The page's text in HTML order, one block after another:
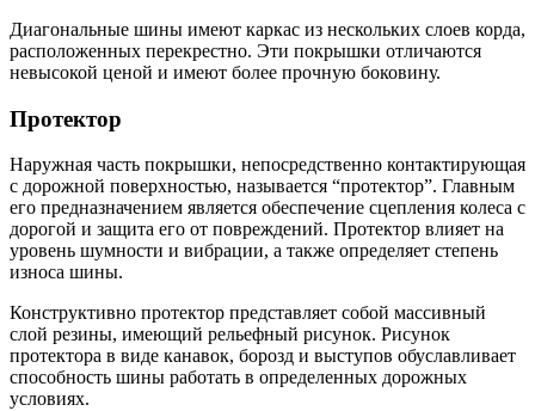
Диагональные шины имеют каркас из нескольких слоев корда,
расположенных перекрестно. Эти покрышки отличаются
невысокой ценой и имеют более прочную боковину.
Протектор
Наружная часть покрышки, непосредственно контактирующая
с дорожной поверхностью, называется “протектор”. Главным
его предназначением является обеспечение сцепления колеса с
дорогой и защита его от повреждений. Протектор влияет на
уровень шумности и вибрации, а также определяет степень
износа шины.
Конструктивно протектор представляет собой массивный
слой резины, имеющий рельефный рисунок. Рисунок
протектора в виде канавок, борозд и выступов обуславливает
способность шины работать в определенных дорожных
условиях.